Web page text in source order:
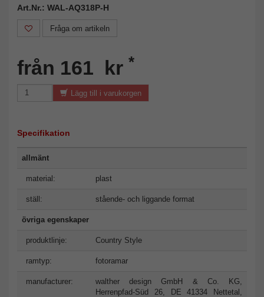
Art.Nr.: WAL-AQ318P-H
Fråga om artikeln
från 161 kr *
Lägg till i varukorgen
Specifikation
allmänt
material: plast
ställ: stående- och liggande format
övriga egenskaper
produktlinje: Country Style
ramtyp: fotoramar
manufacturer:
walther design GmbH & Co. KG,
Herrenpfad-Süd 26, DE 41334 Nettetal,